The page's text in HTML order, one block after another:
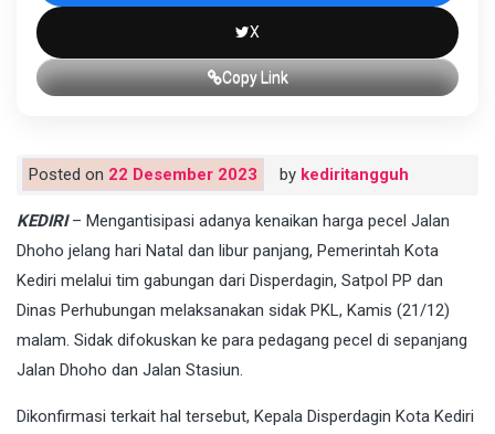
X
Copy Link
Posted on 22 Desember 2023 by kediritangguh
KEDIRI– Mengantisipasi adanya kenaikan harga pecel Jalan
Dhoho jelang hari Natal dan libur panjang, Pemerintah Kota
Kediri melalui tim gabungan dari Disperdagin, Satpol PP dan
Dinas Perhubungan melaksanakan sidak PKL, Kamis (21/12)
malam. Sidak difokuskan ke para pedagang pecel di sepanjang
Jalan Dhoho dan Jalan Stasiun.
Dikonfirmasi terkait hal tersebut, Kepala Disperdagin Kota Kediri